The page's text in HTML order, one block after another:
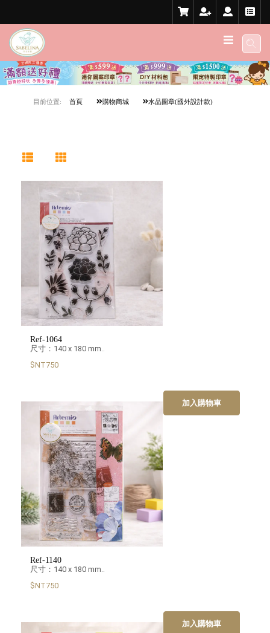
目前位置: 首頁 購物商城 水晶圖章(國外設計款)
Ref-1064
尺寸：140 x 180 mm..
$NT750
加入購物車
Ref-1140
尺寸：140 x 180 mm..
$NT750
加入購物車